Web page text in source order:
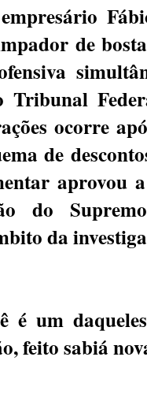
de
Tribunal
ocorre
de
aprovou
do
da
é um
feito sabiá